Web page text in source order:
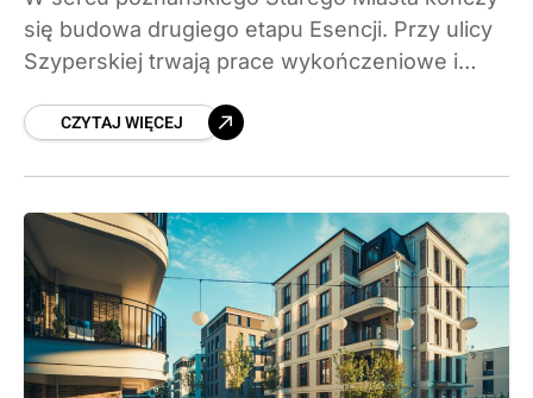
się budowa drugiego etapu Esencji. Przy ulicy
Szyperskiej trwają prace wykończeniowe i
odebrać klucze w czwartym kwartale 2026
ogólnodostępny park kieszonkowy.
CZYTAJ WIĘCEJ